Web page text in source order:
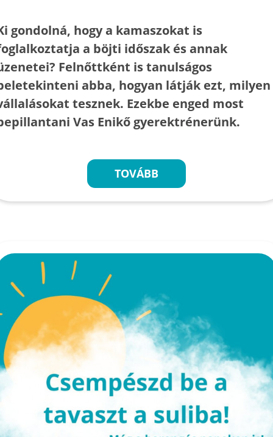
gondolná, hogy a kamaszokat is
a böjti időszak és annak
Felnőttként is tanulságos
abba, hogyan látják ezt, milyen
tesznek. Ezekbe enged most
Vas Enikő gyerektrénerünk.
TOVÁBB